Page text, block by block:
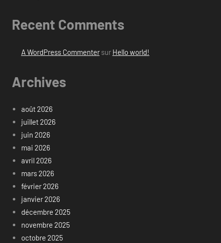
Recent Comments
A WordPress Commentersur Hello world!
Archives
août 2026
juillet 2026
juin 2026
mai 2026
avril 2026
mars 2026
février 2026
janvier 2026
décembre 2025
novembre 2025
octobre 2025